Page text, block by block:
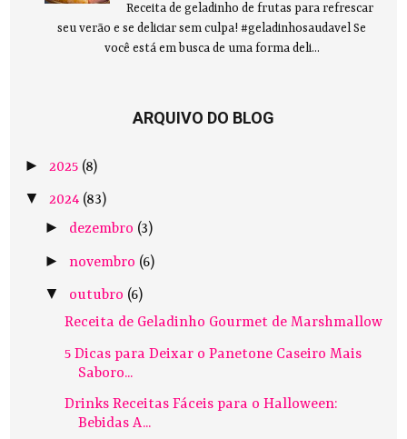
Receita de geladinho de frutas para refrescar
seu verão e se deliciar sem culpa! #geladinhosaudavel Se
você está em busca de uma forma deli...
ARQUIVO DO BLOG
► 2025 (8)
▼2024 (83)
► dezembro (3)
► novembro (6)
▼ outubro (6)
Receita de Geladinho Gourmet de Marshmallow
5 Dicas para Deixar o Panetone Caseiro Mais
Saboro...
Drinks Receitas Fáceis para o Halloween:
Bebidas A...